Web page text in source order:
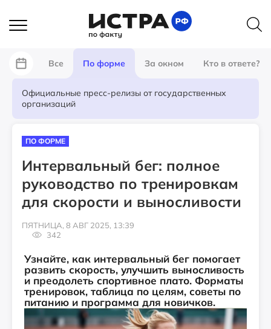
Все По форме За окном Кто в ответе?
Официальные пресс-релизы от государственных
организаций
ПО ФОРМЕ
Интервальный бег: полное
руководство по тренировкам
для скорости и выносливости
ПЯТНИЦА, 8 АВГ 2025, 13:39
342
Узнайте, как интервальный бег помогает
развить скорость, улучшить выносливость
и преодолеть спортивное плато. Форматы
тренировок, таблица по целям, советы по
питанию и программа для новичков.